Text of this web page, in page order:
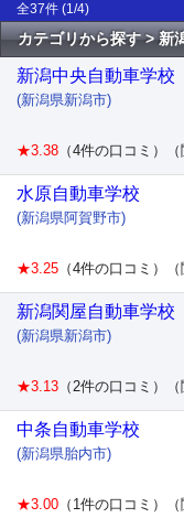
全37件 (1/4)
カテゴリから探す > 新
新潟中央自動車学校
(新潟県新潟市)
★3.38 （4件の口コミ）
水原自動車学校
(新潟県阿賀野市)
★3.25 （4件の口コミ）
新潟関屋自動車学校
(新潟県新潟市)
★3.13 （2件の口コミ）
中条自動車学校
(新潟県胎内市)
★3.00 （1件の口コミ）